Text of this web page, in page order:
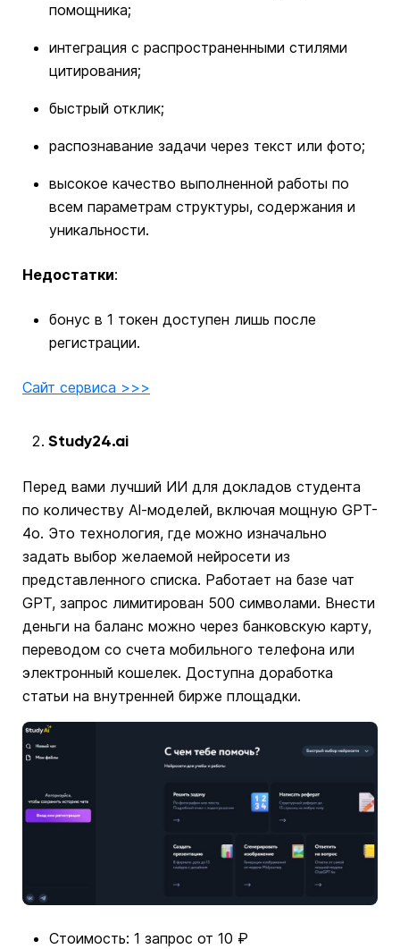
помощника;
интеграция с распространенными стилями
цитирования;
быстрый отклик;
распознавание задачи через текст или фото;
высокое качество выполненной работы по
всем параметрам структуры, содержания и
уникальности.
Недостатки:
бонус в 1 токен доступен лишь после
регистрации.
Сайт сервиса >>>
Study24.ai
Перед вами лучший ИИ для докладов студента
по количеству Al-моделей, включая мощную GPT-
4o. Это технология, где можно изначально
задать выбор желаемой нейросети из
представленного списка. Работает на базе чат
GPT, запрос лимитирован 500 символами. Внести
деньги на баланс можно через банковскую карту,
переводом со счета мобильного телефона или
электронный кошелек. Доступна доработка
статьи на внутренней бирже площадки.
Стоимость: 1 запрос от 10 ₽